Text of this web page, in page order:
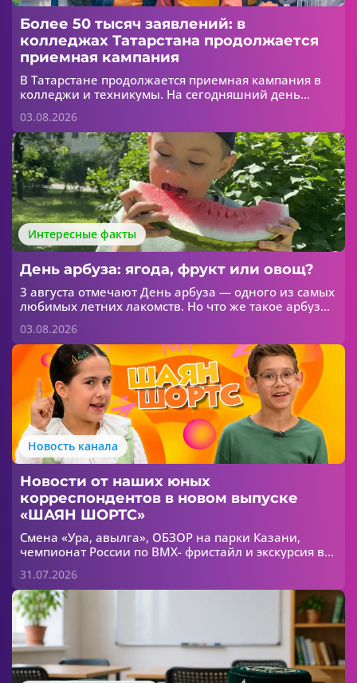
Более 50 тысяч заявлений: в
колледжах Татарстана продолжается
приемная кампания
В Татарстане продолжается приемная кампания в
колледжи и техникумы. На сегодняшний день
заявлений. Об этом сообщает МОиН РТ.
03.08.2026
Интересные факты
День арбуза: ягода, фрукт или овощ?
3 августа отмечают День арбуза — одного из самых
любимых летних лакомств. Но что же такое арбуз
03.08.2026
Новость канала
Новости от наших юных
корреспондентов в новом выпуске
«ШАЯН ШОРТС»
Смена «Ура, авылга», ОБЗОР на парки Казани,
чемпионат России по ВМХ- фристайл и экскурсия в
31.07.2026